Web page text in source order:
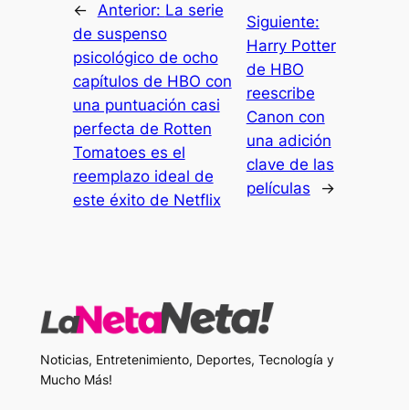
← Anterior: La serie
de suspenso
psicológico de ocho
capítulos de HBO con
una puntuación casi
perfecta de Rotten
Tomatoes es el
reemplazo ideal de
este éxito de Netflix
Siguiente:
Harry Potter
de HBO
reescribe
Canon con
una adición
clave de las
películas
→
Noticias, Entretenimiento, Deportes, Tecnología y
Mucho Más!